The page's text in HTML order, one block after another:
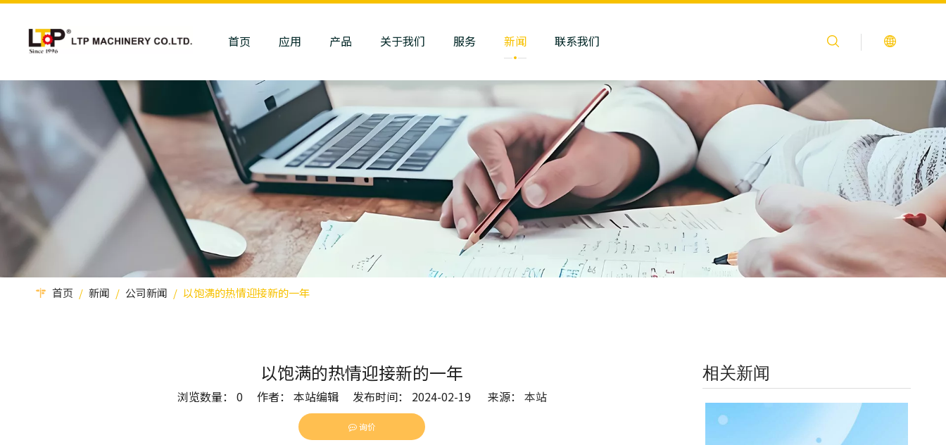
首页 应用 产品 关于我们 服务 新闻 联系我们
首页 / 新闻 / 公司新闻 / 以饱满的热情迎接新的一年
以饱满的热情迎接新的一年
浏览数量： 0作者： 本站编辑 发布时间： 2024-02-19 来源： 本站
询价
相关新闻